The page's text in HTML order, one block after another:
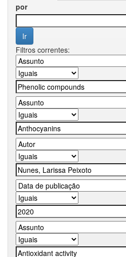
por
Filtros correntes: